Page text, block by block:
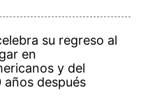
su regreso al
en
y del
años después